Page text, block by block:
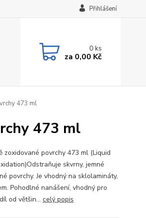
Přihlášení
0ks
za 0,00 Kč
473 ml
473 ml
zoxidované povrchy 473 ml (Liquid
skvrny, jemné
povrchy. Je vhodný na sklolamináty,
Pohodlné nanášení, vhodný pro
od většin... celý popis